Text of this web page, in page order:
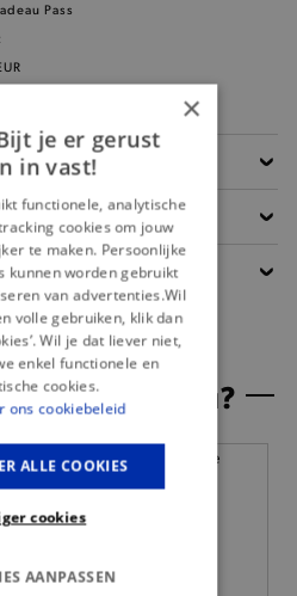
Pass
iets voor jou?
×
je er gerust
in vast!
functionele, analytische
cookies om jouw
te maken. Persoonlijke
kunnen worden gebruikt
van advertenties.Wil
volle gebruiken, klik dan
Wil je dat liever niet,
enkel functionele en
cookies.
ons cookiebeleid
ALLE COOKIES
cookies
AANPASSEN